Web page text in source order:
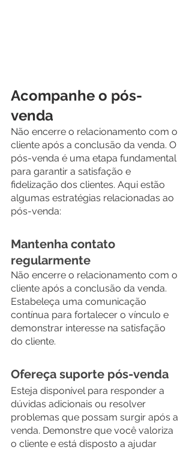
Acompanhe o pós-
venda
Não encerre o relacionamento com o
cliente após a conclusão da venda. O
pós-venda é uma etapa fundamental
para garantir a satisfação e
fidelização dos clientes. Aqui estão
algumas estratégias relacionadas ao
pós-venda:
Mantenha contato
regularmente
Não encerre o relacionamento com o
cliente após a conclusão da venda.
Estabeleça uma comunicação
contínua para fortalecer o vínculo e
demonstrar interesse na satisfação
do cliente.
Ofereça suporte pós-venda
Esteja disponível para responder a
dúvidas adicionais ou resolver
problemas que possam surgir após a
venda. Demonstre que você valoriza
o cliente e está disposto a ajudar